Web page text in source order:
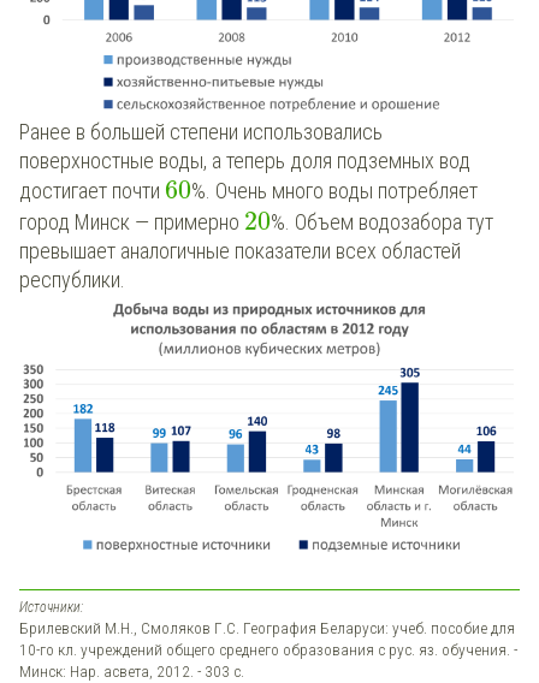
Ранее в большей степени использовались
поверхностные воды, а теперь доля подземных вод
достигает почти 60%. Очень много воды потребляет
город Минск — примерно 20%. Объем водозабора тут
превышает аналогичные показатели всех областей
республики.
Источники:
Брилевский М.Н., Смоляков Г.С. География Беларуси: учеб. пособие для
10-го кл. учреждений общего среднего образования с рус. яз. обучения. -
Минск: Нар. асвета, 2012. - 303 с.